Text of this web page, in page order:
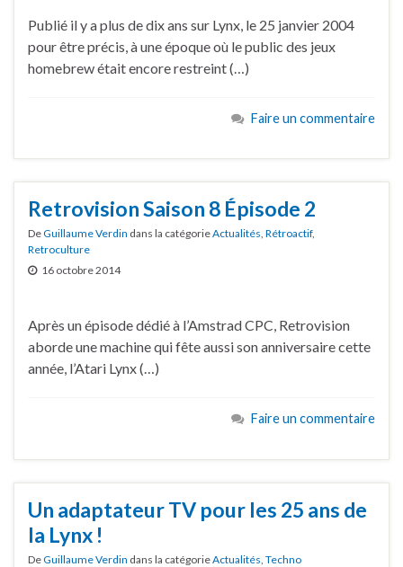
Publié il y a plus de dix ans sur Lynx, le 25 janvier 2004
pour être précis, à une époque où le public des jeux
homebrew était encore restreint (…)
Faire un commentaire
Retrovision Saison 8 Épisode 2
DeGuillaume Verdin dans la catégorieActualités, Rétroactif,
Retroculture
16 octobre 2014
Après un épisode dédié à l’Amstrad CPC, Retrovision
aborde une machine qui fête aussi son anniversaire cette
année, l’Atari Lynx (…)
Faire un commentaire
Un adaptateur TV pour les 25 ans de
la Lynx !
DeGuillaume Verdin dans la catégorieActualités Techno